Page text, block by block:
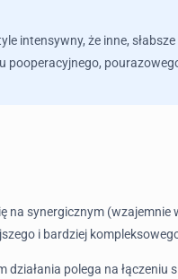
intensywny, że inne,
pooperacyjnego,
na synergicznym
i bardziej
polega na